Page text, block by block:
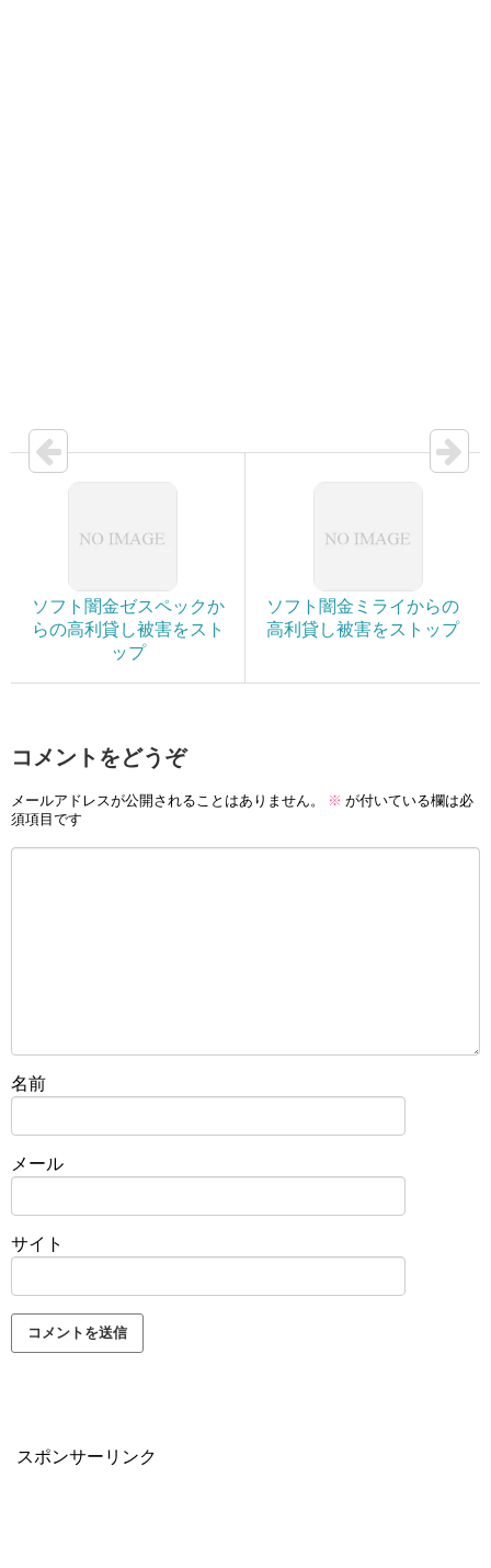
ソフト闇金ゼスペックか
らの高利貸し被害をスト
ップ
ソフト闇金ミライからの
高利貸し被害をストップ
コメントをどうぞ
メールアドレスが公開されることはありません。 ※ が付いている欄は必
須項目です
名前
メール
サイト
スポンサーリンク